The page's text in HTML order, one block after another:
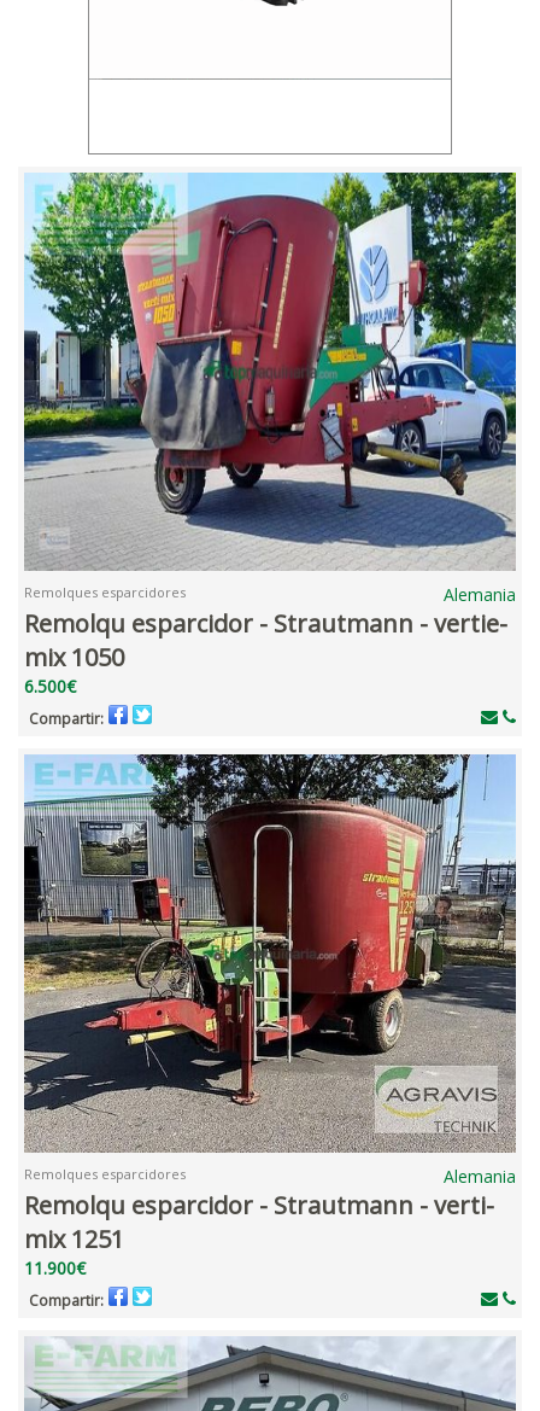
Remolques esparcidores Alemania
Remolqu esparcidor - Strautmann - vertie-
mix 1050
6.500€
Compartir:
Remolques esparcidores Alemania
Remolqu esparcidor - Strautmann - verti-
mix 1251
11.900€
Compartir: